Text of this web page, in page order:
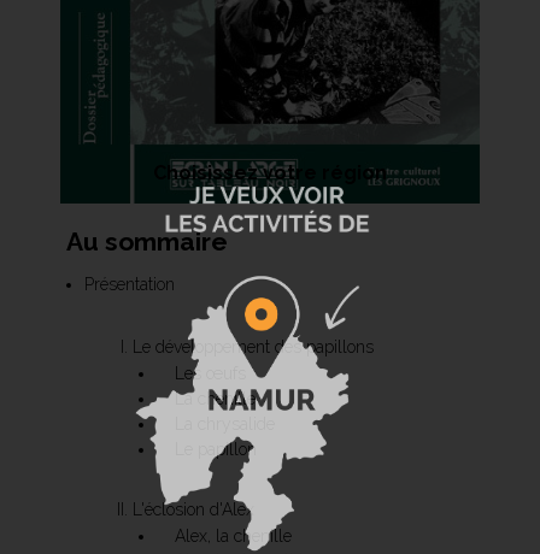
Au sommaire
Présentation
Le développement des papillons
Les œufs
La chenille
Le papillon
L'éclosion d'Alex
Alex, la chenille
Choisissez votre région